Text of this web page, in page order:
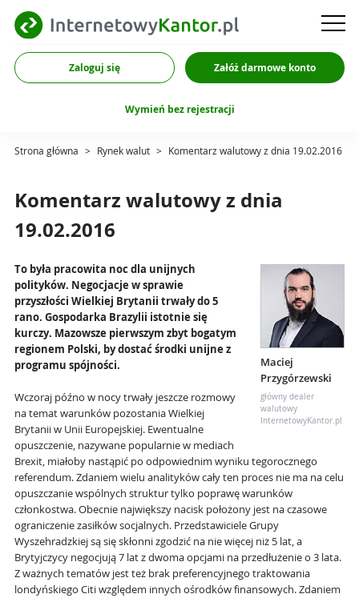
Zaloguj się Załóż darmowe konto
Wymień bez rejestracji
Strona główna > Rynek walut > Komentarz walutowy z dnia 19.02.2016
Komentarz walutowy z dnia
19.02.2016
Maciej
Przygórzewski
główny dealer
walutowy
InternetowyKantor.pl
To była pracowita noc dla unijnych
polityków. Negocjacje w sprawie
przyszłości Wielkiej Brytanii trwały do 5
rano. Gospodarka Brazylii istotnie się
kurczy. Mazowsze pierwszym zbyt bogatym
regionem Polski, by dostać środki unijne z
programu spójności.
Wczoraj późno w nocy trwały jeszcze rozmowy
na temat warunków pozostania Wielkiej
Brytanii w Unii Europejskiej. Ewentualne
opuszczenie, nazywane popularnie w mediach
Brexit, miałoby nastąpić po odpowiednim wyniku tegorocznego
referendum. Zdaniem wielu analityków cały ten proces nie ma na celu
opuszczanie wspólnych struktur tylko poprawę warunków
członkostwa. Obecnie największy nacisk położony jest na czasowe
ograniczenie zasiłków socjalnych. Przedstawiciele Grupy
Wyszehradzkiej są się skłonni zgodzić na nie więcej niż 5 lat, a
Brytyjczycy negocjują 7 lat z dwoma opcjami na przedłużenie o 3 lata.
Z ważnych tematów jest też brak preferencyjnego traktowania
londyńskiego Citi względem innych ośrodków finansowych. Zdaniem